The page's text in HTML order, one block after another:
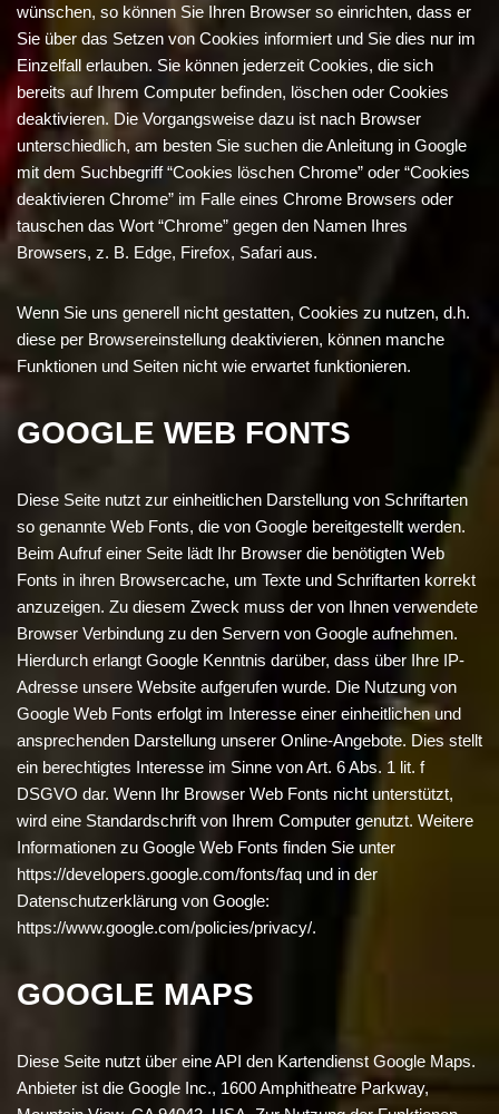
wünschen, so können Sie Ihren Browser so einrichten, dass er
Sie über das Setzen von Cookies informiert und Sie dies nur im
Einzelfall erlauben. Sie können jederzeit Cookies, die sich
bereits auf Ihrem Computer befinden, löschen oder Cookies
deaktivieren. Die Vorgangsweise dazu ist nach Browser
unterschiedlich, am besten Sie suchen die Anleitung in Google
mit dem Suchbegriff “Cookies löschen Chrome” oder “Cookies
deaktivieren Chrome” im Falle eines Chrome Browsers oder
tauschen das Wort “Chrome” gegen den Namen Ihres
Browsers, z. B. Edge, Firefox, Safari aus.
Wenn Sie uns generell nicht gestatten, Cookies zu nutzen, d.h.
diese per Browsereinstellung deaktivieren, können manche
Funktionen und Seiten nicht wie erwartet funktionieren.
GOOGLE WEB FONTS
Diese Seite nutzt zur einheitlichen Darstellung von Schriftarten
so genannte Web Fonts, die von Google bereitgestellt werden.
Beim Aufruf einer Seite lädt Ihr Browser die benötigten Web
Fonts in ihren Browsercache, um Texte und Schriftarten korrekt
anzuzeigen. Zu diesem Zweck muss der von Ihnen verwendete
Browser Verbindung zu den Servern von Google aufnehmen.
Hierdurch erlangt Google Kenntnis darüber, dass über Ihre IP-
Adresse unsere Website aufgerufen wurde. Die Nutzung von
Google Web Fonts erfolgt im Interesse einer einheitlichen und
ansprechenden Darstellung unserer Online-Angebote. Dies stellt
ein berechtigtes Interesse im Sinne von Art. 6 Abs. 1 lit. f
DSGVO dar. Wenn Ihr Browser Web Fonts nicht unterstützt,
wird eine Standardschrift von Ihrem Computer genutzt. Weitere
Informationen zu Google Web Fonts finden Sie unter
https://developers.google.com/fonts/faq und in der
Datenschutzerklärung von Google:
https://www.google.com/policies/privacy/.
GOOGLE MAPS
Diese Seite nutzt über eine API den Kartendienst Google Maps.
Anbieter ist die Google Inc., 1600 Amphitheatre Parkway,